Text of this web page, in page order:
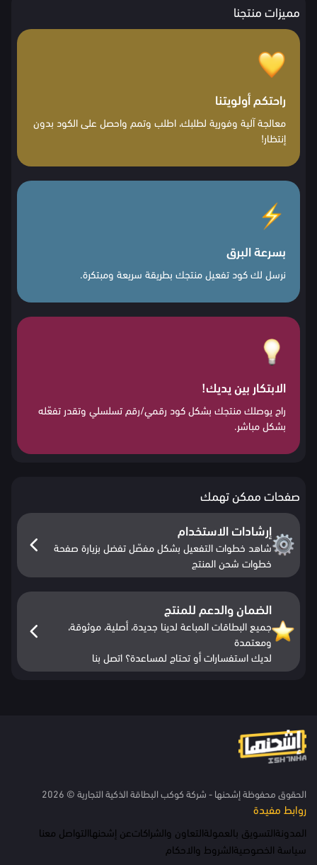
مميزات منتجنا
راحتكم أولويتنا
معالجة آلية وفورية لطلبك، اطلب وتمم واحصل على الكود بدون
إنتظار!
بسرعة البرق
نرسل لك كود تفعيل منتجك بطريقة سريعة ومبتكرة.
الابتكار بين يديك!
راح يوصلك منتجك بشكل كود رقمي/رقم تسلسلي وتقدر تفعّله
بشكل مباشر.
صفحات ممكن تهمك
إرشادات الاستخدام
شاهد خطوات التفعيل بشكل مفصّل تفضل بزيارة صفحة
خطوات شحن المنتج
الضمان والدعم للمنتج
جميع البطاقات المباعة لدينا جديدة، أصلية، موثوقة،
ومعتمدة
لديك استفسارات أو تحتاج لمساعدة؟ اتصل بنا
الحقوق محفوظة إشحنها - شركة كوكب البطاقة الذكية التجارية © 2026
روابط مفيدة
المدونةالتسويق بالعمولةالتعاون والشراكاتعن إشحنهاالتواصل معنا
سياسة الخصوصيةالشروط والاحكام